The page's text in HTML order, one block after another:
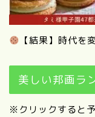
【結果】時代
美しい邦画ラ
※クリックすると